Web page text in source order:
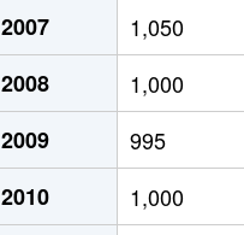
2007
1,050
2008
1,000
2009
995
2010
1,000